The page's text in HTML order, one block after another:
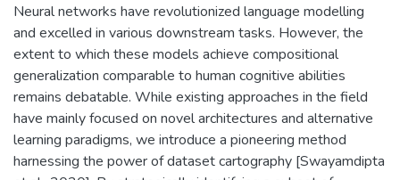
Neural networks have revolutionized language modelling
and excelled in various downstream tasks. However, the
extent to which these models achieve compositional
generalization comparable to human cognitive abilities
remains debatable. While existing approaches in the field
have mainly focused on novel architectures and alternative
learning paradigms, we introduce a pioneering method
harnessing the power of dataset cartography [Swayamdipta